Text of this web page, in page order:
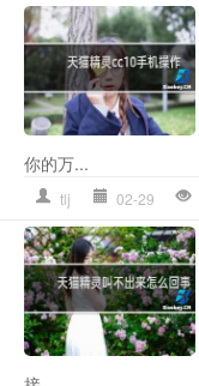
你的万...
tlj 02-29